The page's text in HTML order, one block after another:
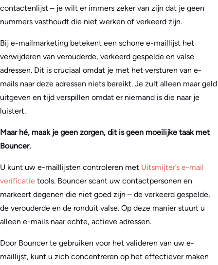
contactenlijst – je wilt er immers zeker van zijn dat je geen
nummers vasthoudt die niet werken of verkeerd zijn.
Bij e-mailmarketing betekent een schone e-maillijst het
verwijderen van verouderde, verkeerd gespelde en valse
adressen. Dit is cruciaal omdat je met het versturen van e-
mails naar deze adressen niets bereikt. Je zult alleen maar geld
uitgeven en tijd verspillen omdat er niemand is die naar je
luistert.
Maar hé, maak je geen zorgen, dit is geen moeilijke taak met
Bouncer.
U kunt uw e-maillijsten controleren met Uitsmijter’s e-mail
verificatie tools. Bouncer scant uw contactpersonen en
markeert degenen die niet goed zijn – de verkeerd gespelde,
de verouderde en de ronduit valse. Op deze manier stuurt u
alleen e-mails naar echte, actieve adressen.
Door Bouncer te gebruiken voor het valideren van uw e-
maillijst, kunt u zich concentreren op het effectiever maken